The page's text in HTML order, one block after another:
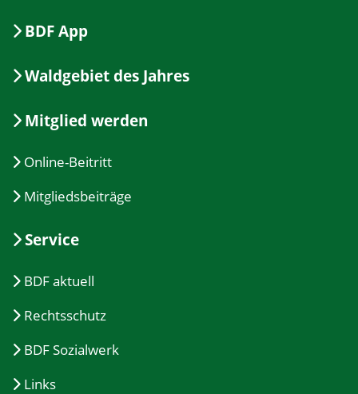
BDF App
Waldgebiet des Jahres
Mitglied werden
Online-Beitritt
Mitgliedsbeiträge
Service
BDF aktuell
Rechtsschutz
BDF Sozialwerk
Links